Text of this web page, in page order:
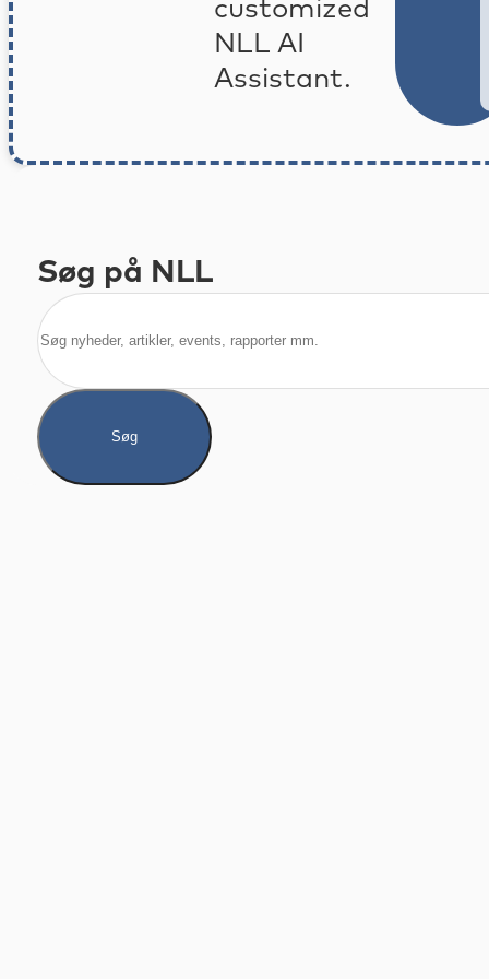
customized
NLL AI
Assistant.
Søg på NLL
Søg
Søg